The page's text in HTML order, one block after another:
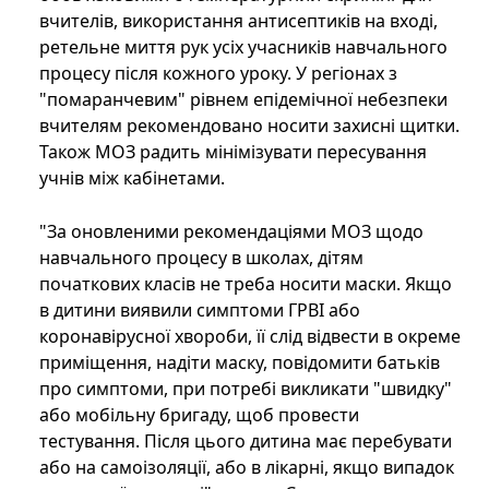
вчителів, використання антисептиків на вході,
ретельне миття рук усіх учасників навчального
процесу після кожного уроку. У регіонах з
"помаранчевим" рівнем епідемічної небезпеки
вчителям рекомендовано носити захисні щитки.
Також МОЗ радить мінімізувати пересування
учнів між кабінетами.
"За оновленими рекомендаціями МОЗ щодо
навчального процесу в школах, дітям
початкових класів не треба носити маски. Якщо
в дитини виявили симптоми ГРВІ або
коронавірусної хвороби, її слід відвести в окреме
приміщення, надіти маску, повідомити батьків
про симптоми, при потребі викликати "швидку"
або мобільну бригаду, щоб провести
тестування. Після цього дитина має перебувати
або на самоізоляції, або в лікарні, якщо випадок